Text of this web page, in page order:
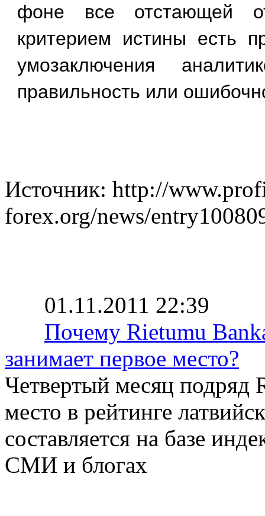
фоне все отстающей
критерием истины есть
умозаключения
правильность или
Источник: http://
forex.org/news/
01.11.2011 22:39
Почему Rietumu
занимает первое место?
Четвертый месяц подряд
место в рейтинге
составляется на базе
СМИ и блогах